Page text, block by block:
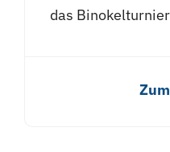
das